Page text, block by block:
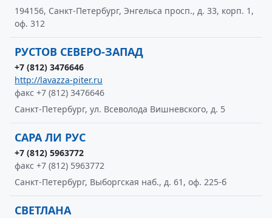
194156, Санкт-Петербург, Энгельса просп., д. 33, корп. 1,
оф. 312
РУСТОВ СЕВЕРО-ЗАПАД
+7 (812) 3476646
http://lavazza-piter.ru
факс +7 (812) 3476646
Санкт-Петербург, ул. Всеволода Вишневского, д. 5
САРА ЛИ РУС
+7 (812) 5963772
факс +7 (812) 5963772
Санкт-Петербург, Выборгская наб., д. 61, оф. 225-б
СВЕТЛАНА